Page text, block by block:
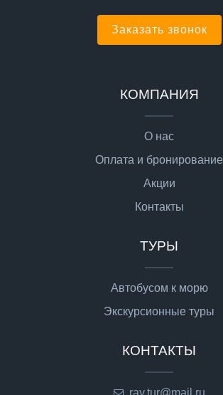
Заказать звонок
КОМПАНИЯ
О нас
Оплата и бронирование
Акции
Контакты
ТУРЫ
Автобусом к морю
Экскурсионные туры
КОНТАКТЫ
ray.tur@mail.ru